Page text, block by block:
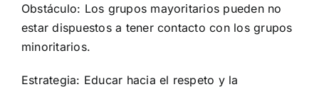
Obstáculo: Los grupos mayoritarios pueden no
estar dispuestos a tener contacto con los grupos
minoritarios.
Estrategia: Educar hacia el respeto y la